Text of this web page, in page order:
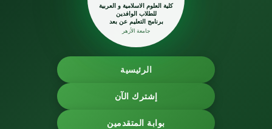
كلية العلوم الاسلامية و العربية
للطلاب الوافدين
برنامج التعليم عن بعد
جامعة الأزهر
الرئيسية
إشترك الآن
بوابة المتقدمين